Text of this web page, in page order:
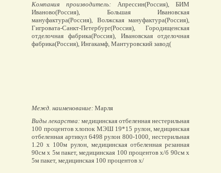
Компания производитель: Апрессин(Россия), БИМ
Иваново(Россия), Большая Ивановская
мануфактура(Россия), Волжская мануфактура(Россия),
Гигровата-Санкт-Петербург(Россия), Городищенская
отделочная фабрика(Россия), Ивановская отделочная
фабрика(Россия), Ингакамф, Мантуровский завод(
Межд. наименование: Марля
Виды лекарства: медицинская отбеленная нестерильная
100 процентов хлопок МЭШ 19*15 рулон, медицинская
отбеленная артикул 6498 рулон 800-1000, нестерильная
1.20 х 100м рулон, медицинская отбеленная резанная
90см х 5м пакет, медицинская 100 процентов х/б 90см х
5м пакет, медицинская 100 процентов х/